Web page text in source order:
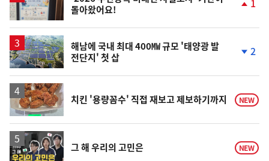
돌아왔어요!
해남에 국내 최대 400㎿ 규모 '태양광 발
전단지' 첫 삽
락
2
치킨 '용량꼼수' 직접 재보고 제보하기까지 NEW
영
상
그 해 우리의 고민은 NEW